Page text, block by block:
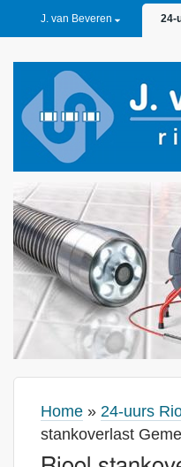
J. van Beveren 24-
Home » 24-uurs
stankoverlast